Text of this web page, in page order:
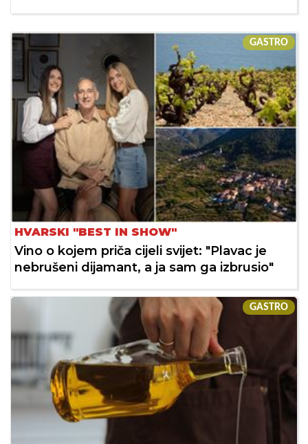
GASTRO
HVARSKI "BEST IN SHOW"
Vino o kojem priča cijeli svijet: "Plavac je
nebrušeni dijamant, a ja sam ga izbrusio"
GASTRO